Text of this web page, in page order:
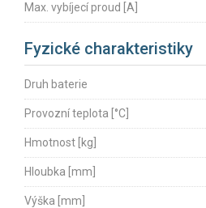
Max. vybíjecí proud [A]
Fyzické charakteristiky
Druh baterie
Provozní teplota [°C]
Hmotnost [kg]
Hloubka [mm]
Výška [mm]